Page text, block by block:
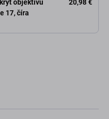
objektívu
17, číra
20,98 €